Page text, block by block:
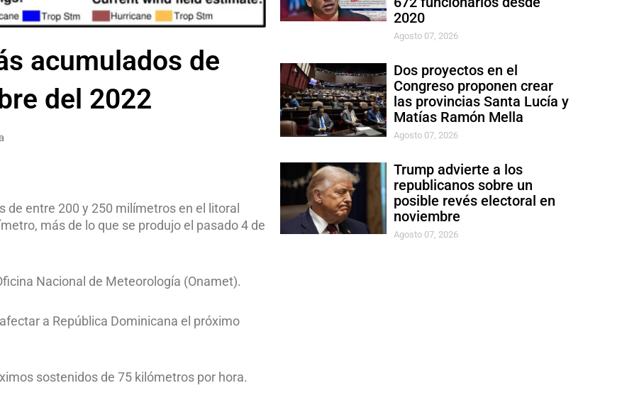
acumulados de
del 2022
entre 200 y 250 milímetros en el litoral
más de lo que se produjo el pasado 4 de
Nacional de Meteorología (Onamet).
a República Dominicana el próximo
sostenidos de 75 kilómetros por hora.
2020
Agosto 07, 2026
Dos proyectos en el
Congreso proponen crear
las provincias Santa Lucía y
Matías Ramón Mella
Agosto 07, 2026
Trump advierte a los
republicanos sobre un
posible revés electoral en
noviembre
Agosto 07, 2026